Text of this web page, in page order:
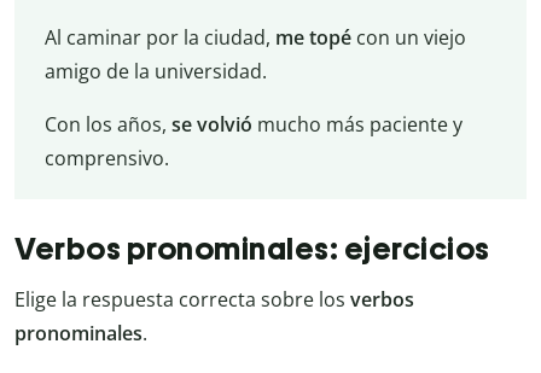
Al caminar por la ciudad, me topécon un viejo
amigo de la universidad.
Con los años, se volvió mucho más paciente y
comprensivo.
Verbos pronominales: ejercicios
Elige la respuesta correcta sobre los verbos
pronominales.